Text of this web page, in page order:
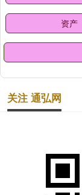
资产
关注 通弘网